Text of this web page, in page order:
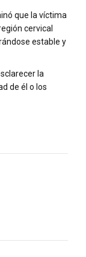
que la víctima
cervical
estable y
la
de él o los